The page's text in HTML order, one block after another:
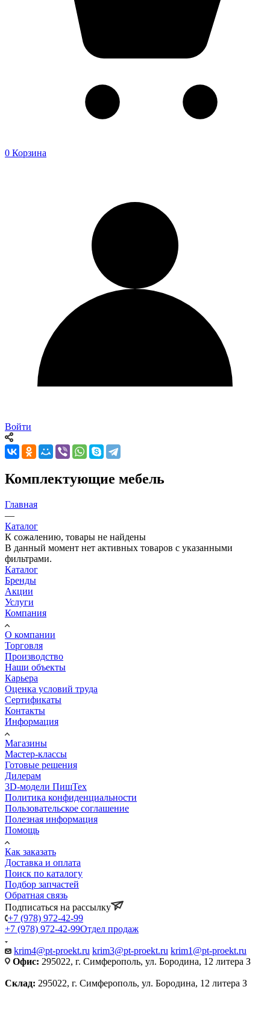
0 Корзина
Войти
Комплектующие мебель
Главная
—
Каталог
К сожалению, товары не найдены
В данный момент нет активных товаров с указанными
фильтрами.
Каталог
Бренды
Акции
Услуги
Компания
О компании
Торговля
Производство
Наши объекты
Карьера
Оценка условий труда
Сертификаты
Контакты
Информация
Магазины
Мастер-классы
Готовые решения
Дилерам
3D-модели ПищТех
Политика конфиденциальности
Пользовательское соглашение
Полезная информация
Помощь
Как заказать
Доставка и оплата
Поиск по каталогу
Подбор запчастей
Обратная связь
Подписаться на рассылку
+7 (978) 972-42-99
+7 (978) 972-42-99Отдел продаж
krim4@pt-proekt.ru krim3@pt-proekt.ru krim1@pt-proekt.ru
Офис: 295022, г. Симферополь, ул. Бородина, 12 литера З
Склад: 295022, г. Симферополь, ул. Бородина, 12 литера З